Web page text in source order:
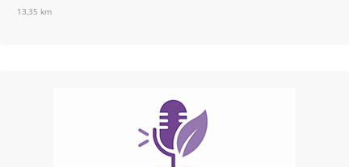
13,35 km